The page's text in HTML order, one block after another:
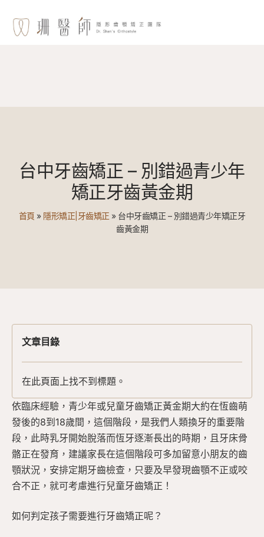
台中牙齒矯正 – 別錯過青少年
矯正牙齒黃金期
首頁 » 隱形矯正|牙齒矯正 » 台中牙齒矯正 – 別錯過青少年矯正牙
齒黃金期
文章目錄
在此頁面上找不到標題。
依臨床經驗，青少年或兒童牙齒矯正黃金期大約在恆齒萌
發後的8到18歲間，這個階段，是我們人類換牙的重要階
段，此時乳牙開始脫落而恆牙逐漸長出的時期，且牙床骨
骼正在發育，建議家長在這個階段可多加留意小朋友的齒
顎狀況，安排定期牙齒檢查，只要及早發現齒顎不正或咬
合不正，就可考慮進行兒童牙齒矯正！
如何判定孩子需要進行牙齒矯正呢？